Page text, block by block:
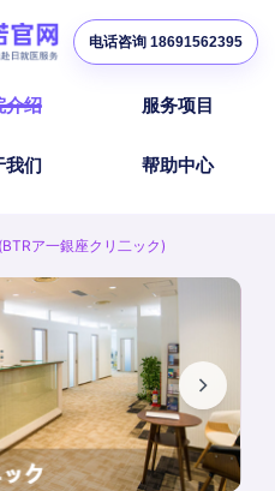
介绍 服务项目
我们 帮助中心
电话咨询 18691562395
ア一銀座クリ二ック)